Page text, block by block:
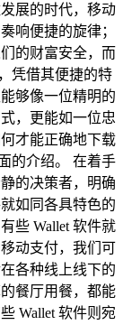
展的时代，移动
响便捷的旋律；
的财富安全，而
凭借其便捷的特
够像一位精明的
，更能如一位忠
才能正确地下载
的介绍。 在着手
的决策者，明确
如同各具特色的
些 Wallet 软件就
动支付，我们可
各种线上线下的
餐厅用餐，都能
Wallet 软件则宛